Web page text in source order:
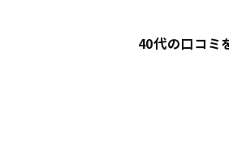
ずにいたところにAmazonギフトの
40代の口コミ